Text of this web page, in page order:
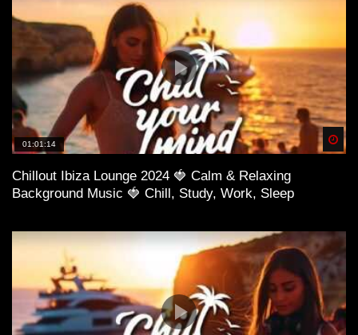
01:01:14
Chillout Ibiza Lounge 2024 🍓 Calm & Relaxing
Background Music 🍓 Chill, Study, Work, Sleep